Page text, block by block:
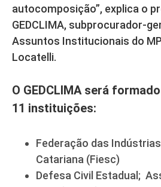
autocomposição”, explica o
GEDCLIMA, subprocurador-
Assuntos Institucionais do
Locatelli.
O GEDCLIMA será
11 instituições:
Federação das
Catariana (Fiesc)
Defesa Civil Estadual;